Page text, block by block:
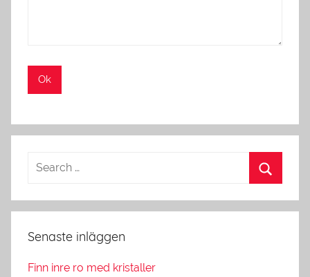
Senaste inläggen
Finn inre ro med kristaller